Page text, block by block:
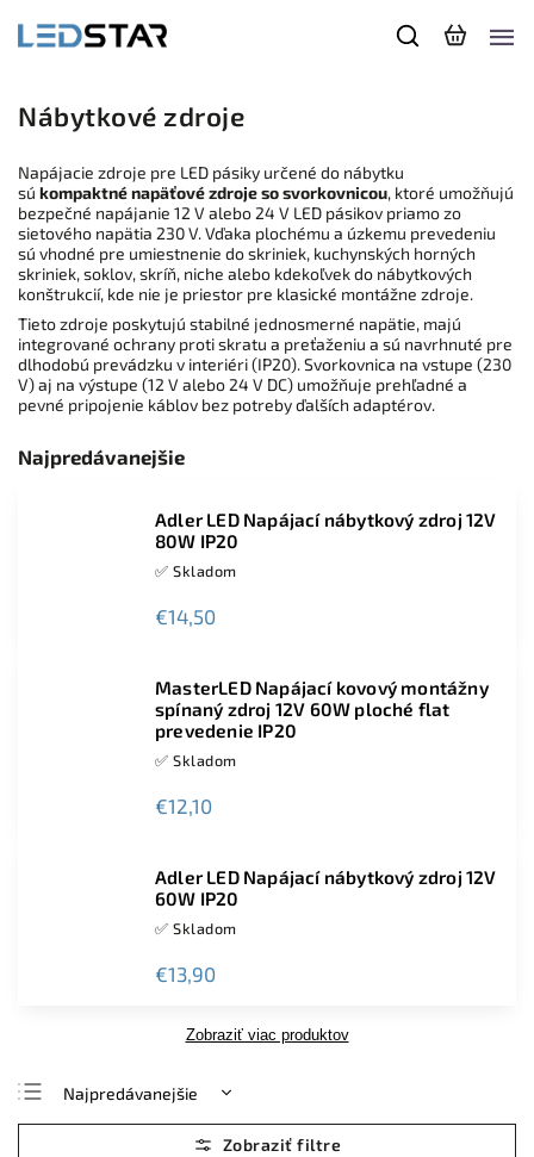
Nábytkové zdroje
Napájacie zdroje pre LED pásiky určené do nábytku
sú kompaktné napäťové zdroje so svorkovnicou, ktoré umožňujú
bezpečné napájanie 12 V alebo 24 V LED pásikov priamo zo
sietového napätia 230 V. Vďaka plochému a úzkemu prevedeniu
sú vhodné pre umiestnenie do skriniek, kuchynských horných
skriniek, soklov, skríň, niche alebo kdekoľvek do nábytkových
konštrukcií, kde nie je priestor pre klasické montážne zdroje.
Tieto zdroje poskytujú stabilné jednosmerné napätie, majú
integrované ochrany proti skratu a preťaženiu a sú navrhnuté pre
dlhodobú prevádzku v interiéri (IP20). Svorkovnica na vstupe (230
V) aj na výstupe (12 V alebo 24 V DC) umožňuje prehľadné a
pevné pripojenie káblov bez potreby ďalších adaptérov.
Najpredávanejšie
Adler LED Napájací nábytkový zdroj 12V
80W IP20
✅ Skladom
€14,50
MasterLED Napájací kovový montážny
spínaný zdroj 12V 60W ploché flat
prevedenie IP20
✅ Skladom
€12,10
Adler LED Napájací nábytkový zdroj 12V
60W IP20
✅ Skladom
€13,90
Zobraziť viac produktov
Najpredávanejšie
Najlacnejšie